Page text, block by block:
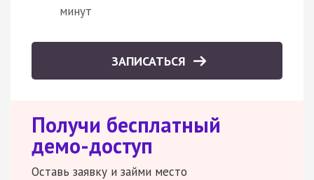
минут
ЗАПИСАТЬСЯ
Получи бесплатный
демо-доступ
Оставь заявку и займи место